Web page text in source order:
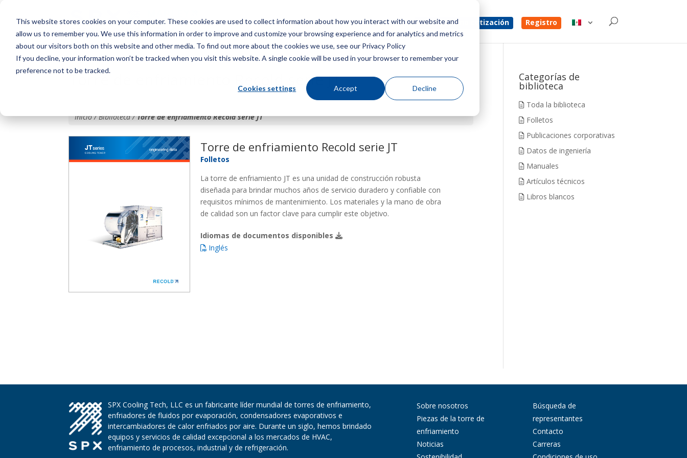
This website stores cookies on your computer. These cookies are used to collect information about how you interact with our website and
allow us to remember you. We use this information in order to improve and customize your browsing experience and for analytics and metrics
about our visitors both on this website and other media. To find out more about the cookies we use, see our Privacy Policy
If you decline, your information won’t be tracked when you visit this website. A single cookie will be used in your browser to remember your
preference not to be tracked.
Cookies settings Accept Decline
Menú Consigue una cotización Registro
Torre de enfriamiento Recold serie JT
Inicio / Biblioteca /Torre de enfriamiento Recold serie JT
Torre de enfriamiento Recold serie JT
Folletos
La torre de enfriamiento JT es una unidad de construcción robusta
diseñada para brindar muchos años de servicio duradero y confiable con
requisitos mínimos de mantenimiento. Los materiales y la mano de obra
de calidad son un factor clave para cumplir este objetivo.
Idiomas de documentos disponibles
Inglés
Categorías de
biblioteca
Toda la biblioteca
Folletos
Publicaciones corporativas
Datos de ingeniería
Manuales
Artículos técnicos
Libros blancos
SPX Cooling Tech, LLC es un fabricante líder mundial de torres de enfriamiento,
enfriadores de fluidos por evaporación, condensadores evaporativos e
intercambiadores de calor enfriados por aire. Durante un siglo, hemos brindado
equipos y servicios de calidad excepcional a los mercados de HVAC,
enfriamiento de procesos, industrial y de refrigeración.
Sobre nosotros
Piezas de la torre de
enfriamiento
Noticias
Búsqueda de
representantes
Contacto
Carreras